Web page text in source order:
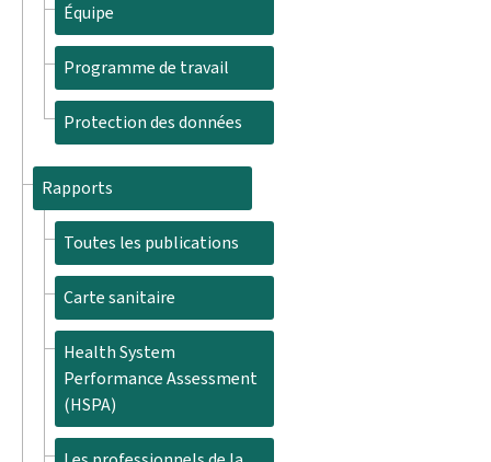
Équipe
Programme de travail
Protection des données
Rapports
Toutes les publications
Carte sanitaire
Health System
Performance Assessment
(HSPA)